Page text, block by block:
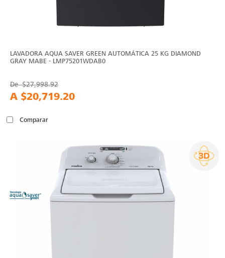
LAVADORA AQUA SAVER GREEN AUTOMÁTICA 25 KG DIAMOND
GRAY MABE - LMP75201WDAB0
De$27,998.92
A $20,719.20
Comparar